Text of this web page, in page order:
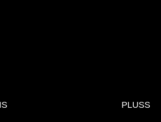
PLUSS